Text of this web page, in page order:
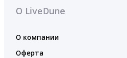
О LiveDune
О компании
Оферта